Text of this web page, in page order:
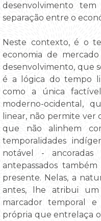
desenvolvimento
separação entre o
Neste contexto, é o
economia de
desenvolvimento, que
é a lógica do tempo
como a única
moderno-ocidental,
linear, não permite ver
que não alinhem
temporalidades
notável -
antepassados
presente. Nelas, a
antes, lhe atribui um
marcador temporal e
própria que entrelaça